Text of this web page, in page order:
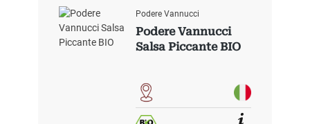
Podere Vannucci
Podere Vannucci
Salsa Piccante BIO